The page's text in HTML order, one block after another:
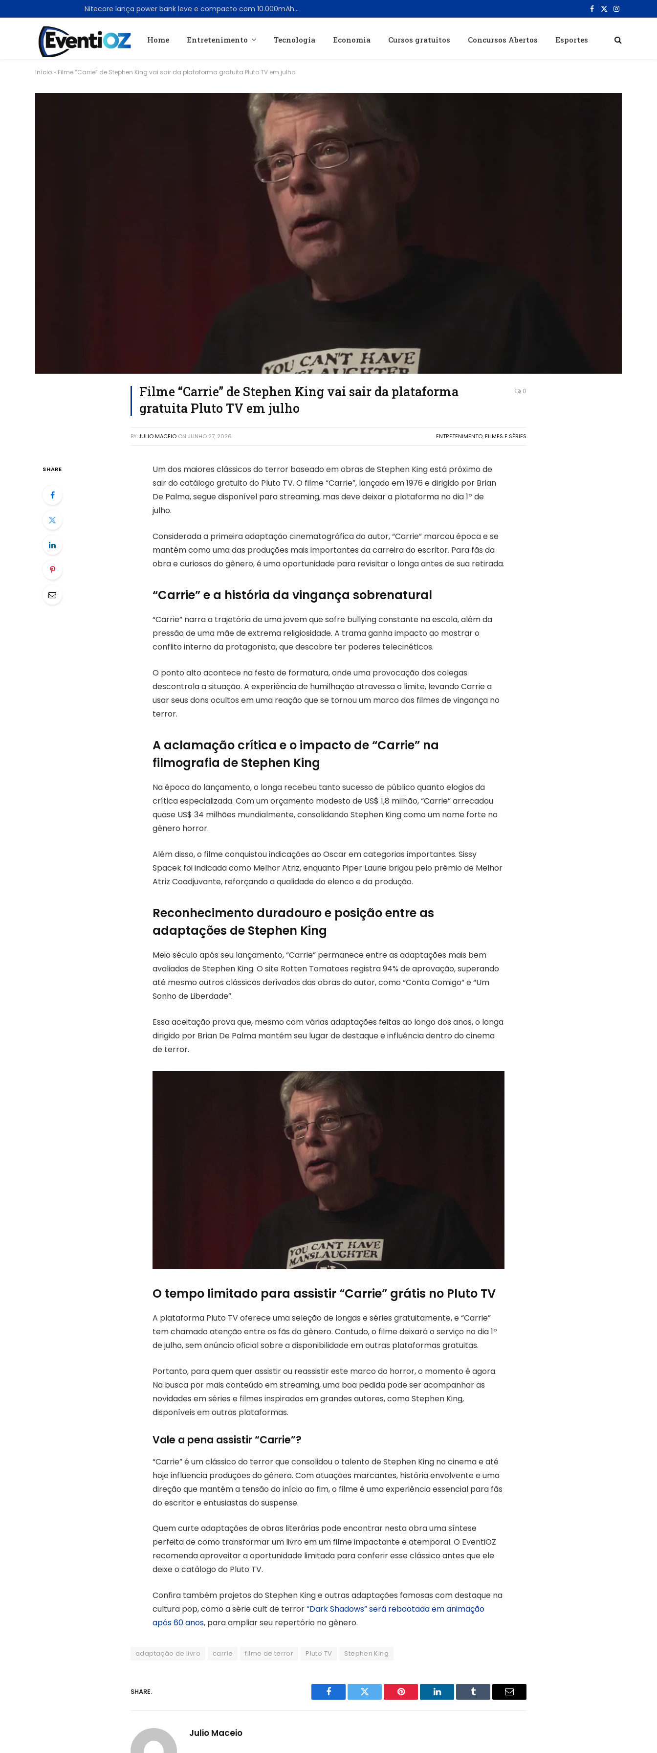
Nitecore lança power bank leve e compacto com 10.000mAh e alta resistência à água Facebook
X
Instagram
Home Entretenimento Tecnologia Economia Cursos gratuitos Concursos Abertos Esportes
Início » Filme “Carrie” de Stephen King vai sair da plataforma gratuita Pluto TV em julho
Filme “Carrie” de Stephen King vai sair da plataforma
gratuita Pluto TV em julho
0
BY JULIO MACEIO ON JUNHO 27, 2026 ENTRETENIMENTO, FILMES E SÉRIES
SHARE
Um dos maiores clássicos do terror baseado em obras de Stephen King está próximo de
sair do catálogo gratuito do Pluto TV. O filme “Carrie”, lançado em 1976 e dirigido por Brian
De Palma, segue disponível para streaming, mas deve deixar a plataforma no dia 1º de
julho.
Considerada a primeira adaptação cinematográfica do autor, “Carrie” marcou época e se
mantém como uma das produções mais importantes da carreira do escritor. Para fãs da
obra e curiosos do gênero, é uma oportunidade para revisitar o longa antes de sua retirada.
“Carrie” e a história da vingança sobrenatural
“Carrie” narra a trajetória de uma jovem que sofre bullying constante na escola, além da
pressão de uma mãe de extrema religiosidade. A trama ganha impacto ao mostrar o
conflito interno da protagonista, que descobre ter poderes telecinéticos.
O ponto alto acontece na festa de formatura, onde uma provocação dos colegas
descontrola a situação. A experiência de humilhação atravessa o limite, levando Carrie a
usar seus dons ocultos em uma reação que se tornou um marco dos filmes de vingança no
terror.
A aclamação crítica e o impacto de “Carrie” na
filmografia de Stephen King
Na época do lançamento, o longa recebeu tanto sucesso de público quanto elogios da
crítica especializada. Com um orçamento modesto de US$ 1,8 milhão, “Carrie” arrecadou
quase US$ 34 milhões mundialmente, consolidando Stephen King como um nome forte no
gênero horror.
Além disso, o filme conquistou indicações ao Oscar em categorias importantes. Sissy
Spacek foi indicada como Melhor Atriz, enquanto Piper Laurie brigou pelo prêmio de Melhor
Atriz Coadjuvante, reforçando a qualidade do elenco e da produção.
Reconhecimento duradouro e posição entre as
adaptações de Stephen King
Meio século após seu lançamento, “Carrie” permanece entre as adaptações mais bem
avaliadas de Stephen King. O site Rotten Tomatoes registra 94% de aprovação, superando
até mesmo outros clássicos derivados das obras do autor, como “Conta Comigo” e “Um
Sonho de Liberdade”.
Essa aceitação prova que, mesmo com várias adaptações feitas ao longo dos anos, o longa
dirigido por Brian De Palma mantém seu lugar de destaque e influência dentro do cinema
de terror.
O tempo limitado para assistir “Carrie” grátis no Pluto TV
A plataforma Pluto TV oferece uma seleção de longas e séries gratuitamente, e “Carrie”
tem chamado atenção entre os fãs do gênero. Contudo, o filme deixará o serviço no dia 1º
de julho, sem anúncio oficial sobre a disponibilidade em outras plataformas gratuitas.
Portanto, para quem quer assistir ou reassistir este marco do horror, o momento é agora.
Na busca por mais conteúdo em streaming, uma boa pedida pode ser acompanhar as
novidades em séries e filmes inspirados em grandes autores, como Stephen King,
disponíveis em outras plataformas.
Vale a pena assistir “Carrie”?
“Carrie” é um clássico do terror que consolidou o talento de Stephen King no cinema e até
hoje influencia produções do gênero. Com atuações marcantes, história envolvente e uma
direção que mantém a tensão do início ao fim, o filme é uma experiência essencial para fãs
do escritor e entusiastas do suspense.
Quem curte adaptações de obras literárias pode encontrar nesta obra uma síntese
perfeita de como transformar um livro em um filme impactante e atemporal. O EventiOZ
recomenda aproveitar a oportunidade limitada para conferir esse clássico antes que ele
deixe o catálogo do Pluto TV.
Confira também projetos do Stephen King e outras adaptações famosas com destaque na
cultura pop, como a série cult de terror“Dark Shadows” será rebootada em animação
após 60 anos, para ampliar seu repertório no gênero.
adaptação de livro carrie filme de terror Pluto TV Stephen King
SHARE.
Facebook Twitter Pinterest LinkedIn Tumblr Email
Julio Maceio